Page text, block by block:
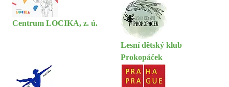
Centrum LOCIKA, z. ú.
Lesní dětský klub
Prokopáček